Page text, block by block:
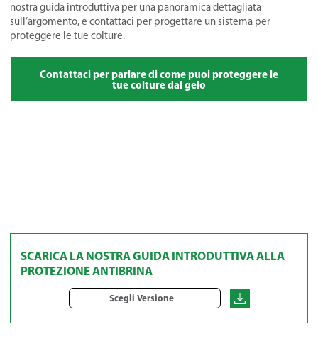
nostra guida introduttiva per una panoramica dettagliata
sull’argomento, e contattaci per progettare un sistema per
proteggere le tue colture.
Contattaci per parlare di come puoi proteggere le
tue colture dal gelo
SCARICA LA NOSTRA GUIDA INTRODUTTIVA ALLA
PROTEZIONE ANTIBRINA
Scegli Versione